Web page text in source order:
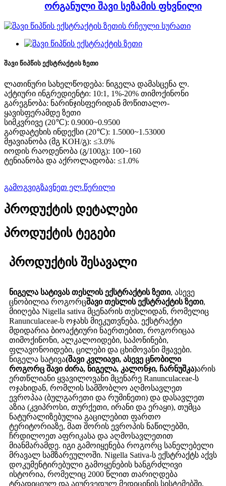
ორგანული შავი სეზამის ფხვნილი
შავი წიპწის ექსტრაქტის ზეთი
ლათინური სახელწოდება: ნიგელა დამასცენა ლ.
აქტიური ინგრედიენტი: 10:1, 1%-20% თიმოქინონი
გარეგნობა: ნარინჯისფერიდან მოწითალო-
ყავისფერამდე ზეთი
სიმკვრივე (20℃): 0.9000~0.9500
გარდატეხის ინდექსი (20℃): 1.5000~1.53000
მჟავიანობა (მგ KOH/გ): ≤3.0%
იოდის რაოდენობა (გ/100გ): 100~160
ტენიანობა და აქროლადობა: ≤1.0%
გამოგვიგზავნეთ ელ.წერილი
პროდუქტის დეტალები
პროდუქტის ტეგები
პროდუქტის შესავალი
ნიგელა სატივას თესლის ექსტრაქტის ზეთი, ასევე
ცნობილია როგორცშავი თესლის ექსტრაქტის ზეთი,
მიიღება Nigella sativa მცენარის თესლიდან, რომელიც
Ranunculaceae-ს ოჯახს მიეკუთვნება. ექსტრაქტი
მდიდარია ბიოაქტიური ნაერთებით, როგორიცაა
თიმოქინონი, ალკალოიდები, საპონინები,
ფლავონოიდები, ცილები და ცხიმოვანი მჟავები.
ნიგელა სატივა(შავი კვლიავი, ასევე ცნობილი
როგორც შავი ძირა, ნიგელა, კალონჯი, ჩარნუშკა)არის
ერთწლიანი ყვავილოვანი მცენარე Ranunculaceae-ს
ოჯახიდან, რომლის სამშობლო აღმოსავლეთ
ევროპაა (ბულგარეთი და რუმინეთი) და დასავლეთ
აზია (კვიპროსი, თურქეთი, ირანი და ერაყი), თუმცა
ნატურალიზებულია გაცილებით ფართო
ტერიტორიაზე, მათ შორის ევროპის ნაწილებში,
ჩრდილოეთ აფრიკასა და აღმოსავლეთით
მიანმარამდე. იგი გამოიყენება როგორც სანელებელი
მრავალ სამზარეულოში. Nigella Sativa-ს ექსტრაქტს აქვს
დოკუმენტირებული გამოყენების ხანგრძლივი
ისტორია, რომელიც 2000 წლით თარიღდება
ტრადიციულ და აიურვედულ მედიცინის სისტემებში.